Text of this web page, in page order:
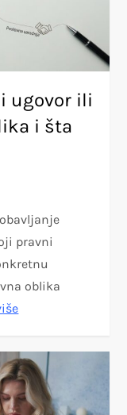
ugovor ili
i šta
pravni
oblika